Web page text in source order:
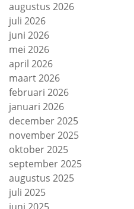
augustus 2026
juli 2026
juni 2026
mei 2026
april 2026
maart 2026
februari 2026
januari 2026
december 2025
november 2025
oktober 2025
september 2025
augustus 2025
juli 2025